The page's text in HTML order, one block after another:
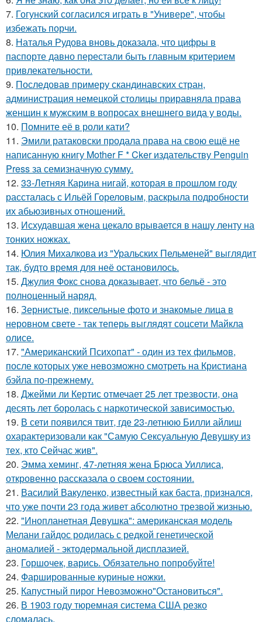
7. Гогунский согласился играть в "Универе", чтобы
избежать порчи.
8. Наталья Рудова вновь доказала, что цифры в
паспорте давно перестали быть главным критерием
привлекательности.
9. Последовав примеру скандинавских стран,
администрация немецкой столицы приравняла права
женщин к мужским в вопросах внешнего вида у воды.
10. Помните её в роли кати?
11. Эмили ратаковски продала права на свою ещё не
написанную книгу Mother F * Cker издательству Penguin
Press за семизначную сумму.
12. 33-Летняя Карина нигай, которая в прошлом году
рассталась с Ильёй Гореловым, раскрыла подробности
их абьюзивных отношений.
13. Исхудавшая жена цекало врывается в нашу ленту на
тонких ножках.
14. Юлия Михалкова из "Уральских Пельменей" выглядит
так, будто время для неё остановилось.
15. Джулия Фокс снова доказывает, что бельё - это
полноценный наряд.
16. Зернистые, пиксельные фото и знакомые лица в
неровном свете - так теперь выглядят соцсети Майкла
олисе.
17. "Американский Психопат" - один из тех фильмов,
после которых уже невозможно смотреть на Кристиана
бэйла по-прежнему.
18. Джейми ли Кертис отмечает 25 лет трезвости, она
десять лет боролась с наркотической зависимостью.
19. В сети появился твит, где 23-летнюю Билли айлиш
охарактеризовали как "Самую Сексуальную Девушку из
тех, кто Сейчас жив".
20. Эмма хеминг, 47-летняя жена Брюса Уиллиса,
откровенно рассказала о своем состоянии.
21. Василий Вакуленко, известный как баста, признался,
что уже почти 23 года живет абсолютно трезвой жизнью.
22. "Инопланетная Девушка": американская модель
Мелани гайдос родилась с редкой генетической
аномалией - эктодермальной дисплазией.
23. Горшочек, варись. Обязательно попробуйте!
24. Фаршированные куриные ножки.
25. Капустный пирог Невозможно"Остановиться".
26. В 1903 году тюремная система США резко
сломалась.